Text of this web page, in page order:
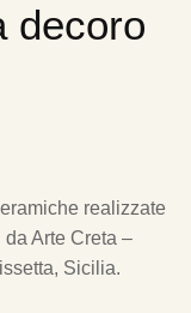
decoro
realizzate
Arte Creta –
Sicilia.